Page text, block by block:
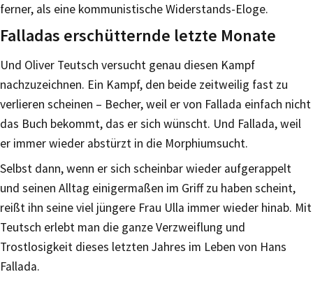
ferner, als eine kommunistische Widerstands-Eloge.
Falladas erschütternde letzte Monate
Und Oliver Teutsch versucht genau diesen Kampf
nachzuzeichnen. Ein Kampf, den beide zeitweilig fast zu
verlieren scheinen – Becher, weil er von Fallada einfach nicht
das Buch bekommt, das er sich wünscht. Und Fallada, weil
er immer wieder abstürzt in die Morphiumsucht.
Selbst dann, wenn er sich scheinbar wieder aufgerappelt
und seinen Alltag einigermaßen im Griff zu haben scheint,
reißt ihn seine viel jüngere Frau Ulla immer wieder hinab. Mit
Teutsch erlebt man die ganze Verzweiflung und
Trostlosigkeit dieses letzten Jahres im Leben von Hans
Fallada.